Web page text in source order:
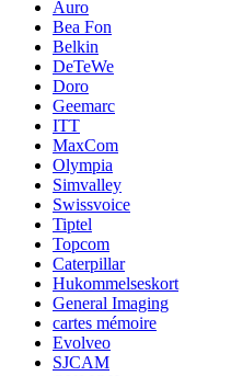
Auro
Bea Fon
Belkin
DeTeWe
Doro
Geemarc
ITT
MaxCom
Olympia
Simvalley
Swissvoice
Tiptel
Topcom
Caterpillar
Hukommelseskort
General Imaging
cartes mémoire
Evolveo
SJCAM